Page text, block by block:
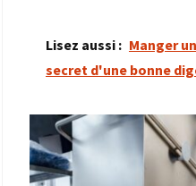
Lisez aussi : Manger
secret d'une bonne